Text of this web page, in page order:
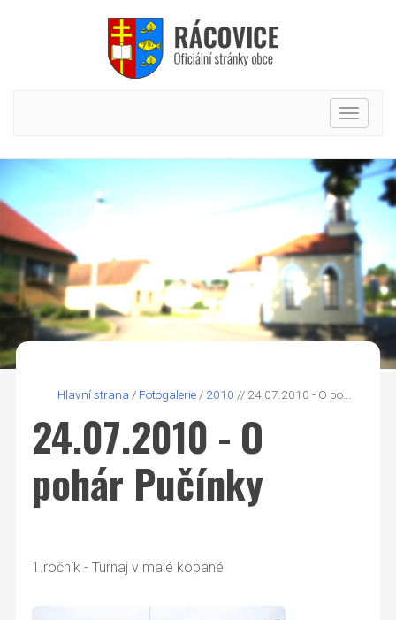
Hlavní
Hlavní strana / Fotogalerie / 2010 // 24.07.2010 - O po...
24.07.2010 - O
pohár Pučínky
1.ročník - Turnaj v malé kopané